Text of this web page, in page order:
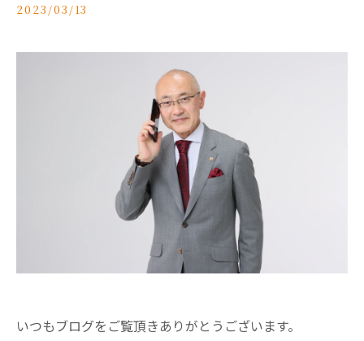
2023/03/13
いつもブログをご覧頂きありがとうございます。